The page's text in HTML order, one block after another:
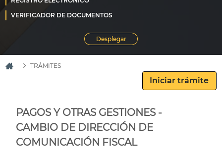
TRÁMITES
Iniciar trámite
PAGOS Y OTRAS GESTIONES -
CAMBIO DE DIRECCIÓN DE
COMUNICACIÓN FISCAL